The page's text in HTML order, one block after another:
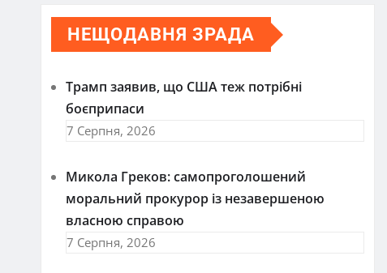
НЕЩОДАВНЯ ЗРАДА
Трамп заявив, що США теж потрібні
боєприпаси
7 Серпня, 2026
Микола Греков: самопроголошений
моральний прокурор із незавершеною
власною справою
7 Серпня, 2026